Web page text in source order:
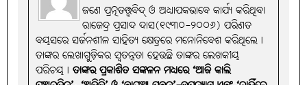
ଜଣେ ପ୍ରତ୍ନତତ୍ତ୍ୱବିଦ୍‌ ଓ ଅଧ୍ୟାପକଭାବେ କାର୍ଯ୍ୟ କରିଥିବା
ରାଜେନ୍ଦ୍ର ପ୍ରସାଦ ଦାସ(୧୯୩୦-୨୦୦୬) ପରିଣତ
ବୟସରେ ସର୍ଜନଶୀଳ ସାହିତ୍ୟ କ୍ଷେତ୍ରରେ ମନୋନିବେଶ କରିଥିଲେ।
ତାଙ୍କର ଲେଖାଗୁଡ଼ିକର ସ୍ୱତନ୍ତ୍ରତା ହେଉଛି ତାଙ୍କର ଲେଖକୀୟ
ପରିଚୟ। ତାଙ୍କର ପ୍ରକାଶିତ ସଙ୍କଳନ ମଧ୍ୟରେ ‘ଆଜି କାଲି